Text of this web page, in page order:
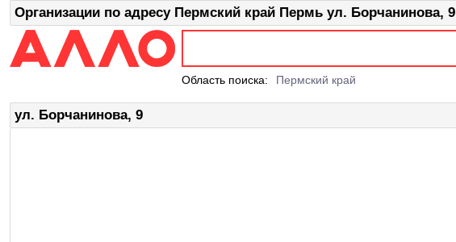
Организации по адресу Пермский край Пермь ул. Борчанинова, 9
Область поиска: Пермский край
ул. Борчанинова, 9